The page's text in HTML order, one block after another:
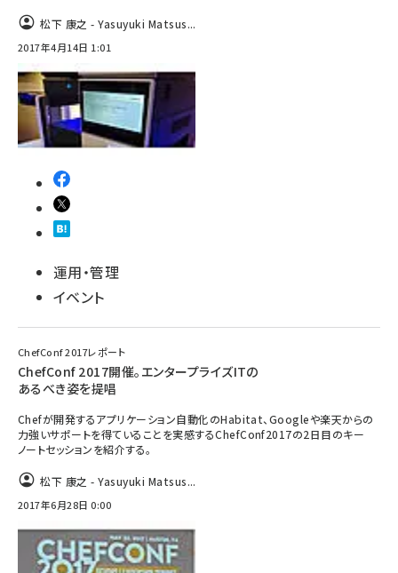
松下 康之 - Yasuyuki Matsus...
2017年4月14日 1:01
運用・管理
イベント
ChefConf 2017レポート
ChefConf 2017開催。エンタープライズITの
あるべき姿を提唱
Chefが開発するアプリケーション自動化のHabitat、Googleや楽天からの
力強いサポートを得ていることを実感するChefConf2017の2日目のキー
ノートセッションを紹介する。
松下 康之 - Yasuyuki Matsus...
2017年6月28日 0:00